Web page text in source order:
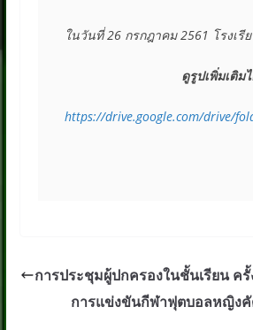
ในวันที่ 26 กรกฎาคม 2561 โรงเ
ดูรูปเพิ่มเติม
https://drive.google.com/drive/
การประชุมผู้ปกครองในชั้นเรียน ครั้
การแข่งขันกีฬาฟุตบอลหญิง